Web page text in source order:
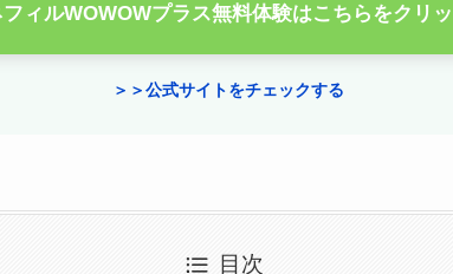
フィルWOWOWプラス無料体験はこちらをクリ
＞＞公式サイトをチェックする
目次